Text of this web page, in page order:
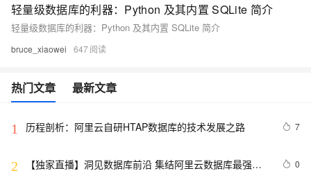
轻量级数据库的利器：Python 及其内置 SQLite 简介
轻量级数据库的利器：Python 及其内置 SQLite 简介
bruce_xiaowei 647
热门文章 最新文章
1 历程剖析：阿里云自研HTAP数据库的技术发展之路 7
2
【独家直播】洞见数据库前沿 集结阿里云数据库最强阵
0